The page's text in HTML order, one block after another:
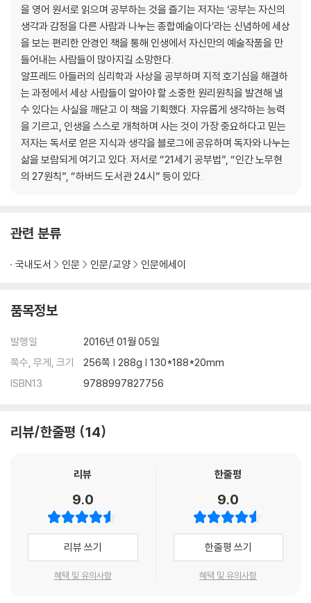
을 영어 원서로 읽으며 공부하는 것을 즐기는 저자는 ‘공부는 자신의
생각과 감정을 다른 사람과 나누는 종합예술이다’라는 신념하에 세상
을 보는 편리한 안경인 책을 통해 인생에서 자신만의 예술작품을 만
들어내는 사람들이 많아지길 소망한다.
알프레드 아들러의 심리학과 사상을 공부하며 지적 호기심을 해결하
는 과정에서 세상 사람들이 알아야 할 소중한 원리원칙을 발견해 낼
수 있다는 사실을 깨닫고 이 책을 기획했다. 자유롭게 생각하는 능력
을 기르고, 인생을 스스로 개척하며 사는 것이 가장 중요하다고 믿는
저자는 독서로 얻은 지식과 생각을 블로그에 공유하며 독자와 나누는
삶을 보람되게 여기고 있다. 저서로 “21세기 공부법”, “인간 노무현
의 27원칙”, “하버드 도서관 24시” 등이 있다.
관련 분류
국내도서 인문 인문/교양 인문에세이
품목정보
발행일
2016년 01월 05일
쪽수, 무게, 크기
256쪽 | 288g | 130*188*20mm
ISBN13
9788997827756
리뷰/한줄평 14
리뷰
9.0
리뷰 쓰기
혜택 및 유의사항
한줄평
9.0
한줄평 쓰기
혜택 및 유의사항